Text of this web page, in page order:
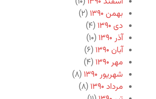
بهمن ۱۳۹۰
(۲)
دی ۱۳۹۰
(۴)
آذر ۱۳۹۰
(۱۰)
آبان ۱۳۹۰
(۶)
مهر ۱۳۹۰
(۴)
شهریور ۱۳۹۰
(۸)
مرداد ۱۳۹۰
(۸)